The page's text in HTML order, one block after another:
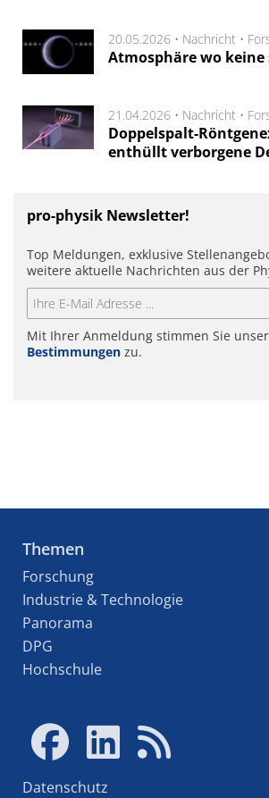
20.05.2026 • Nachricht •
Atmosphäre wo
21.04.2026 • Nachricht •
Doppelspalt-
enthüllt verborgene
pro-physik Newsletter!
Top Meldungen, exklusive
weitere aktuelle Nachrichten aus der
Mit Ihrer Anmeldung stimmen Sie
Bestimmungen zu.
Themen
Forschung
Industrie & Technologie
Panorama
DPG
Hochschule
Datenschutz